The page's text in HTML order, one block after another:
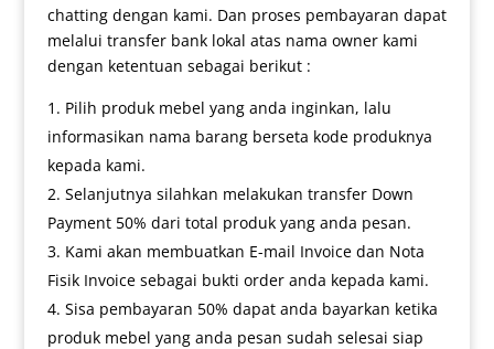
chatting dengan kami. Dan proses pembayaran dapat
melalui transfer bank lokal atas nama owner kami
dengan ketentuan sebagai berikut :
Pilih produk mebel yang anda inginkan, lalu
informasikan nama barang berseta kode produknya
kepada kami.
Selanjutnya silahkan melakukan transfer Down
Payment 50% dari total produk yang anda pesan.
Kami akan membuatkan E-mail Invoice dan Nota
Fisik Invoice sebagai bukti order anda kepada kami.
Sisa pembayaran 50% dapat anda bayarkan ketika
produk mebel yang anda pesan sudah selesai siap